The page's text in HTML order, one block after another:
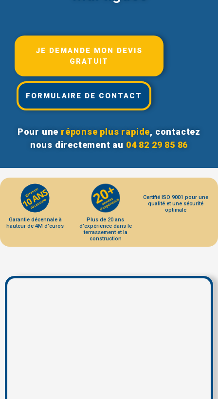
JE DEMANDE MON DEVIS
GRATUIT
FORMULAIRE DE CONTACT
Pour une réponse plus rapide, contactez
nous directement au 04 82 29 85 86
Garantie décennale à
hauteur de 4M d'euros
Plus de 20 ans
d'expérience dans le
terrassement et la
construction
Certifié ISO 9001 pour une
qualité et une sécurité
optimale